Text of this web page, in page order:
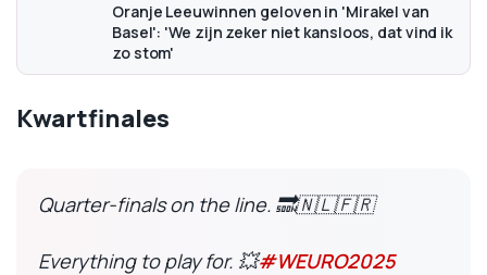
Oranje Leeuwinnen geloven in 'Mirakel van
Basel': 'We zijn zeker niet kansloos, dat vind ik
zo stom'
Kwartfinales
Quarter-finals on the line. 🔜🇳🇱🇫🇷
Everything to play for. 💥#WEURO2025